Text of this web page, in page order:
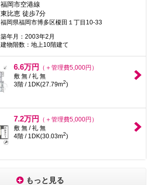
福岡市空港線
東比恵 徒歩7分
福岡県福岡市博多区榎田１丁目10-33
築年月：2003年2月
建物階数：地上10階建て
6.6万円
（＋管理費5,000円）
敷 無 / 礼 無
3階 / 1DK(27.79m2)
7.2万円
（＋管理費5,000円）
敷 無 / 礼 無
4階 / 1DK(30.03m2)
もっと見る